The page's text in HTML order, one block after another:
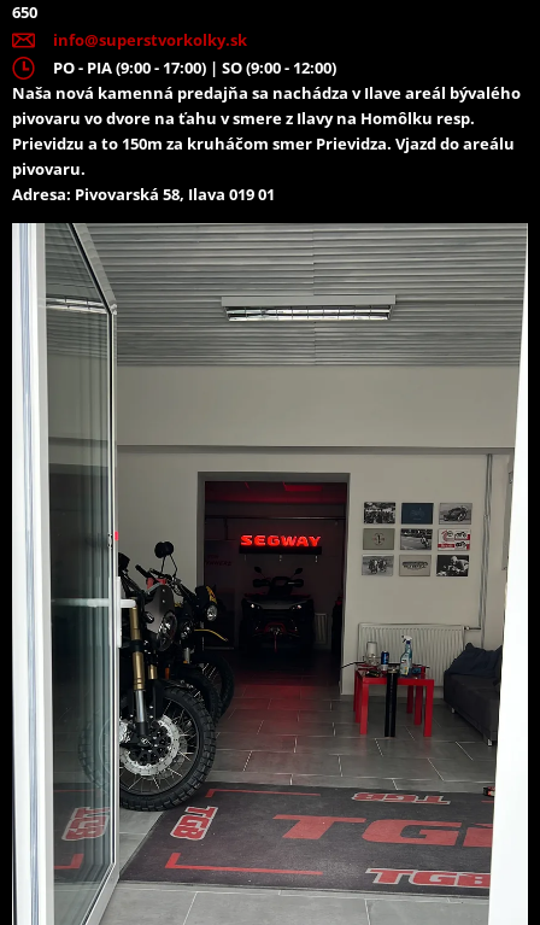
650
info@superstvorkolky.sk
PO - PIA (9:00 - 17:00) | SO (9:00 - 12:00)
Naša nová kamenná predajňa sa nachádza v Ilave areál bývalého
pivovaru vo dvore na ťahu v smere z Ilavy na Homôlku resp.
Prievidzu a to 150m za kruháčom smer Prievidza. Vjazd do areálu
pivovaru.
Adresa: Pivovarská 58, Ilava 019 01